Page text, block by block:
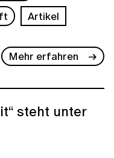
Artikel
Mehr erfahren
steht unter